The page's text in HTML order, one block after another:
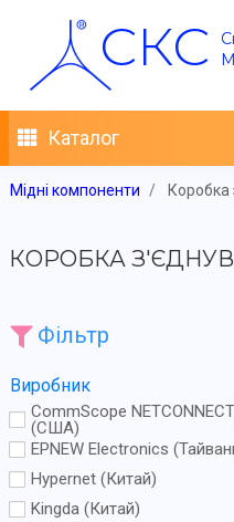
СКС
Каталог
Мідні компоненти Коробка
КОРОБКА
Фільтр
Виробник
CommScope
(США)
EPNEW Electronics
Hypernet (Китай)
Kingda (Китай)